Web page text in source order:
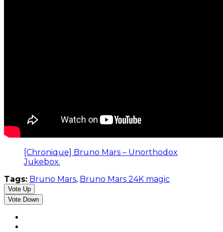
[Chronique] Bruno Mars – Unorthodox
Jukebox.
Tags: Bruno Mars, Bruno Mars 24K magic
Vote Up
Vote Down